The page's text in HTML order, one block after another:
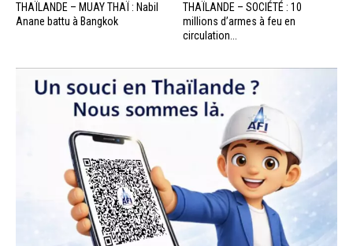
THAÏLANDE – MUAY THAÏ : Nabil
Anane battu à Bangkok
THAÏLANDE – SOCIÉTÉ : 10
millions d’armes à feu en
circulation...